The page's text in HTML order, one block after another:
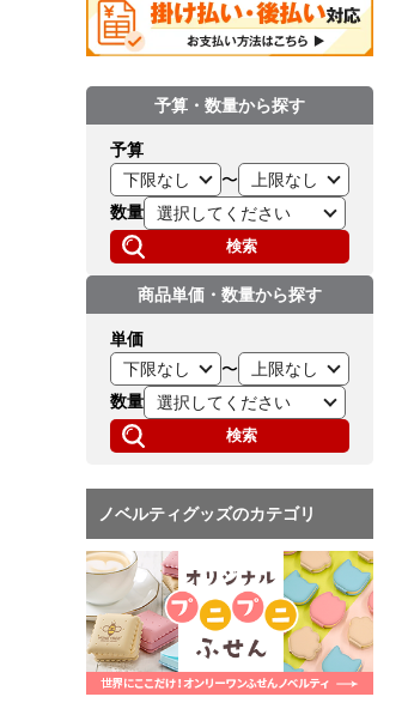
予算・数量から探す
予算
〜
数量
検索
商品単価・数量から探す
単価
〜
数量
検索
ノベルティグッズのカテゴリ